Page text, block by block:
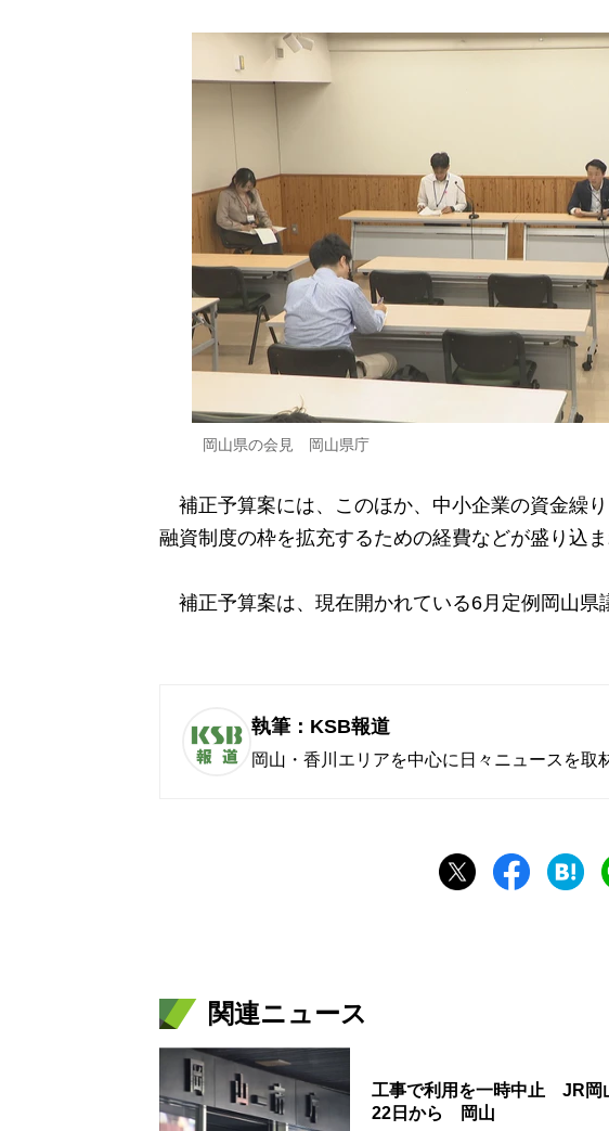
岡山県の会見 岡山県庁
補正予算案には、このほか、中小企業の資金繰
融資制度の枠を拡充するための経費などが盛り込ま
補正予算案は、現在開かれている6月定例岡山県
執筆：KSB報道
岡山・香川エリアを中心に日々ニュースを取
関連ニュース
工事で利用を一時中止 JR岡
22日から 岡山